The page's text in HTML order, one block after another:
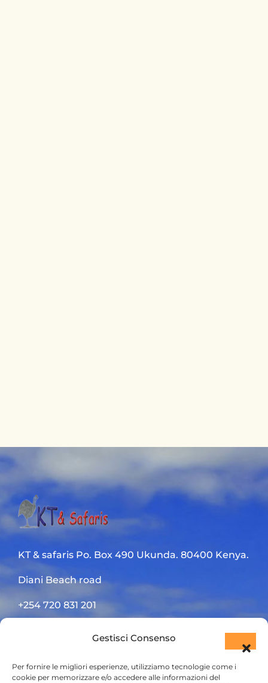
Gestisci Consenso
Per fornire le migliori esperienze, utilizziamo tecnologie come i
cookie per memorizzare e/o accedere alle informazioni del
KT & safaris Po. Box 490 Ukunda. 80400 Kenya.
Diani Beach road
+254 720 831 201